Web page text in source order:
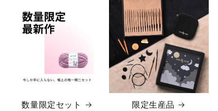
数量限定セット 限定生産品